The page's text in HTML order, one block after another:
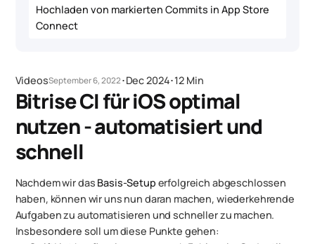
VideosSeptember 6, 2022･Dec 2024･12 Min
Bitrise CI für iOS optimal
nutzen - automatisiert und
schnell
Nachdem wir das Basis-Setup erfolgreich abgeschlossen
haben, können wir uns nun daran machen, wiederkehrende
Aufgaben zu automatisieren und schneller zu machen.
Insbesondere soll um diese Punkte gehen:
Hochladen von markierten Commits in App Store
Connect